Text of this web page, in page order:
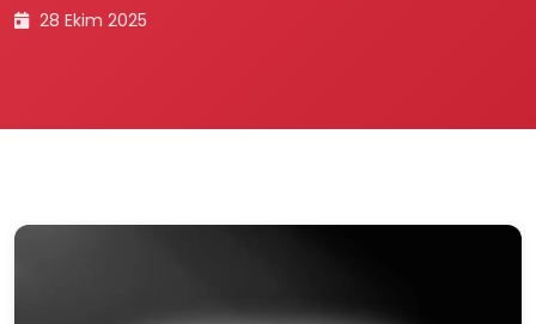
28 Ekim 2025